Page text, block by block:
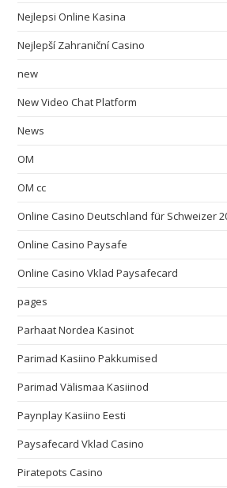
Nejlepsi Online Kasina
Nejlepší Zahraniční Casino
new
New Video Chat Platform
News
OM
OM cc
Online Casino Deutschland für Schweizer
Online Casino Paysafe
Online Casino Vklad Paysafecard
pages
Parhaat Nordea Kasinot
Parimad Kasiino Pakkumised
Parimad Välismaa Kasiinod
Paynplay Kasiino Eesti
Paysafecard Vklad Casino
Piratepots Casino